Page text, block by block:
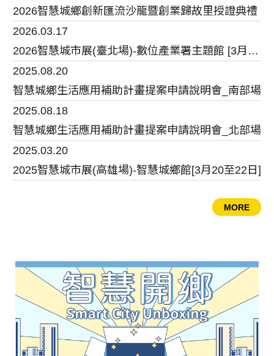
2026智慧城鄉創新匯流沙龍暨創業歸故里授證典禮
2026.03.17
2026智慧城市展(臺北場)-數位產業署主題館 [3月17日至20日]
2025.08.20
智慧城鄉生活應用補助計畫提案申請說明會_南部場
2025.08.18
智慧城鄉生活應用補助計畫提案申請說明會_北部場
2025.03.20
2025智慧城市展(高雄場)-智慧城鄉館[3月20至22日]
MORE